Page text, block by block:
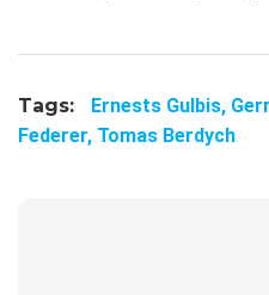
Tags: Ernests Gulbis,
Federer, Tomas Berdych